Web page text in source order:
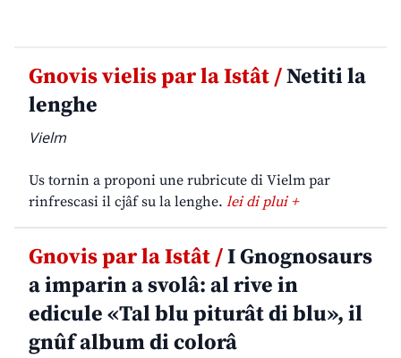
Gnovis vielis par la Istât /Netiti la
lenghe
Vielm
Us tornin a proponi une rubricute di Vielm par
rinfrescasi il cjâf su la lenghe. lei di plui +
Gnovis par la Istât /I Gnognosaurs
a imparin a svolâ: al rive in
edicule «Tal blu piturât di blu», il
gnûf album di colorâ